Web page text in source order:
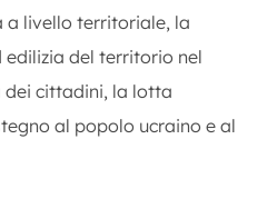
a livello territoriale, la
del territorio nel
dei cittadini, la lotta
al popolo ucraino e al